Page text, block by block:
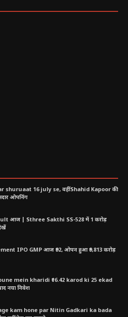
16 july se, वहीं Shahid Kapoor की
ओपनिंग
आज | Sthree Sakthi SS-528 में 1 करोड़
IPO GMP आज ₹92, ओपन हुआ ₹9,813 करोड़
mein kharidi ₹16.42 karod ki 25 ekad
नया निवेश
kam hone par Nitin Gadkari ka bada